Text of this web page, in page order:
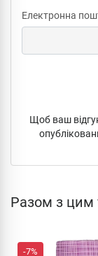
Електронна
Щоб ваш
Разом з цим
-7%